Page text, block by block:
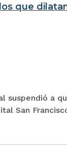
que
suspendió a
San